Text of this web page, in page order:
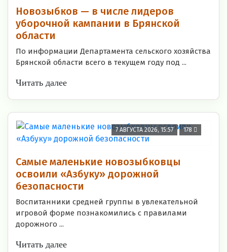
Новозыбков — в числе лидеров
уборочной кампании в Брянской
области
По информации Департамента сельского хозяйства
Брянской области всего в текущем году под ...
Читать далее
7 АВГУСТА 2026, 15:57 178
Самые маленькие новозыбковцы
освоили «Азбуку» дорожной
безопасности
Воспитанники средней группы в увлекательной
игровой форме познакомились с правилами
дорожного ...
Читать далее